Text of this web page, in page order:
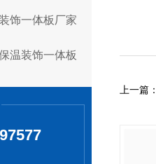
饰一体板厂家
温装饰一体板
上一篇：